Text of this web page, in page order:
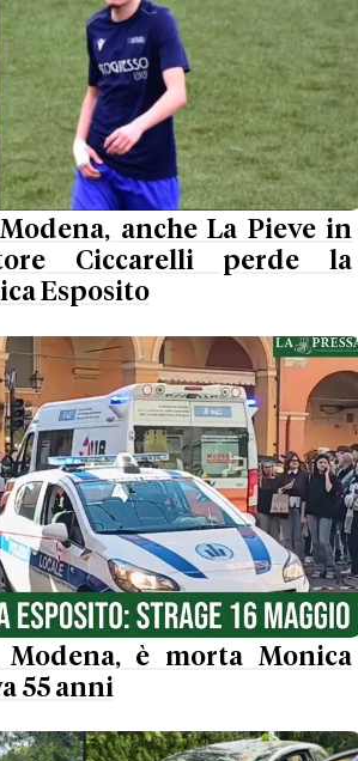
anche La Pieve in
Ciccarelli perde la
Esposito
è morta Monica
55 anni